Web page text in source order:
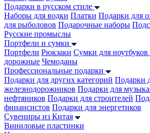
Подарки в русском стиле
Наборы для водки Платки Подарки для
для рыболовов Подарочные наборы
Русские промыслы
Портфели и сумки
Портфели Рюкзаки Сумки для
дорожные Чемоданы
Профессиональные подарки
Подарки для других категорий Подарки
железнодорожников Подарки для
нефтяников Подарки для строителей
финансистов Подарки для энергетиков
Сувениры из Китая
Виниловые пластинки